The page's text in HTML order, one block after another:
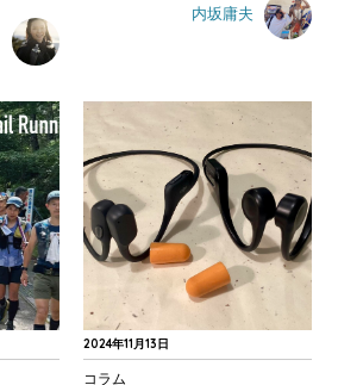
内坂庸夫
2024年11月13日
コラム